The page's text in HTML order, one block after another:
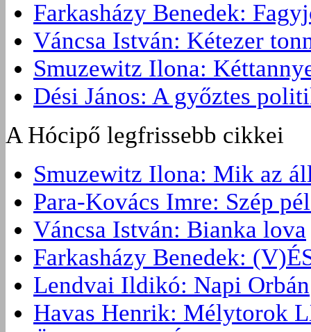
Farkasházy Benedek:
Váncsa István: Kétezer
Smuzewitz Ilona:
Dési János: A győztes
A Hócipő legfrissebb cikkei
Smuzewitz Ilona: Mik az
Para-Kovács Imre: Szép
Váncsa István: Bianka lova
Farkasházy Benedek:
Lendvai Ildikó: Napi Orbán
Havas Henrik: Mélytorok